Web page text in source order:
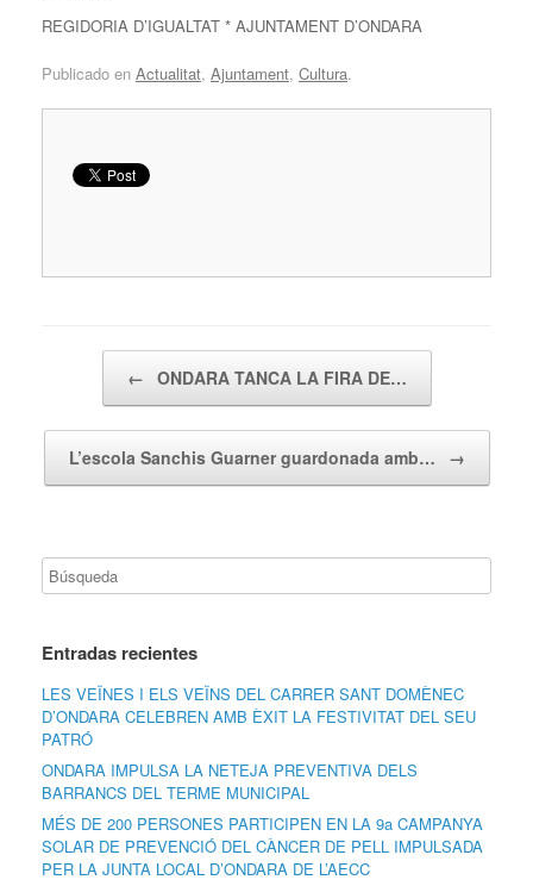
REGIDORIA D’IGUALTAT * AJUNTAMENT D’ONDARA
Publicado en Actualitat, Ajuntament, Cultura.
← ONDARA TANCA LA FIRA DE…
L’escola Sanchis Guarner guardonada amb… →
Entradas recientes
LES VEÏNES I ELS VEÏNS DEL CARRER SANT DOMÈNEC
D’ONDARA CELEBREN AMB ÈXIT LA FESTIVITAT DEL SEU
PATRÓ
ONDARA IMPULSA LA NETEJA PREVENTIVA DELS
BARRANCS DEL TERME MUNICIPAL
MÉS DE 200 PERSONES PARTICIPEN EN LA 9a CAMPANYA
SOLAR DE PREVENCIÓ DEL CÀNCER DE PELL IMPULSADA
PER LA JUNTA LOCAL D’ONDARA DE L’AECC